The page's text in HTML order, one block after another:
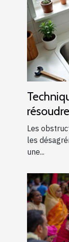
Les
les
une...